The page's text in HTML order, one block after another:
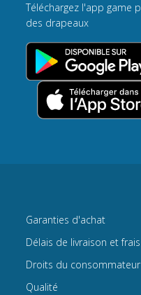
Téléchargez l'app game
des drapeaux
Garanties d'achat
Délais de livraison et
Droits du consommateur
Qualité